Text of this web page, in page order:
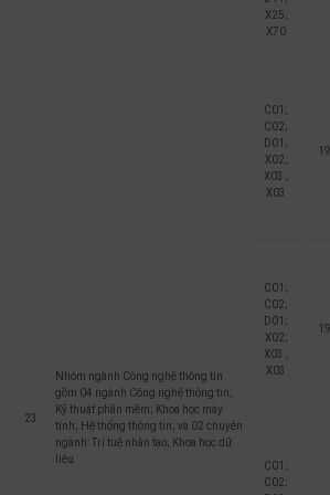
X25;
X70
23
Nhóm ngành Công nghệ thông tin
gồm 04 ngành Công nghệ thông tin;
Kỹ thuật phần mềm; Khoa học máy
tính; Hệ thống thông tin; và 02 chuyên
ngành: Trí tuệ nhân tạo; Khoa học dữ
liệu
C01;
C02;
D01;
X02;
X03 ;
X03
19
C01;
C02;
D01;
X02;
X03 ;
X03
19
C01;
C02;